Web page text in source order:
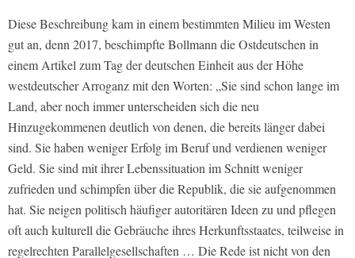
Diese Beschreibung kam in einem bestimmten Milieu im Westen
gut an, denn 2017, beschimpfte Bollmann die Ostdeutschen in
einem Artikel zum Tag der deutschen Einheit aus der Höhe
westdeutscher Arroganz mit den Worten: „Sie sind schon lange im
Land, aber noch immer unterscheiden sich die neu
Hinzugekommenen deutlich von denen, die bereits länger dabei
sind. Sie haben weniger Erfolg im Beruf und verdienen weniger
Geld. Sie sind mit ihrer Lebenssituation im Schnitt weniger
zufrieden und schimpfen über die Republik, die sie aufgenommen
hat. Sie neigen politisch häufiger autoritären Ideen zu und pflegen
oft auch kulturell die Gebräuche ihres Herkunftsstaates, teilweise in
regelrechten Parallelgesellschaften … Die Rede ist nicht von den